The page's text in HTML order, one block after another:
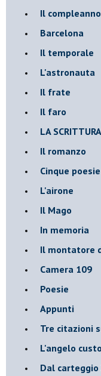
Il
Barcelona
Il temporale
L'astronauta
Il frate
Il faro
​LA
Il romanzo
Cinque
L'airone
Il Mago
In memoria
Il montatore
Camera 109
Poesie
Appunti
Tre citazioni
L'angelo
Dal